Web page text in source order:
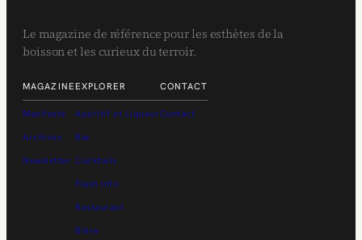
Le magazine de référence pour les esthètes de la
boisson et les curieux du terroir.
MAGAZINE
Manifeste
Archives
Newsletter
EXPLORER
Apéritif et Liqueur
Bar
Cocktails
Flash Info
Restaurant
Bière
CONTACT
Contact